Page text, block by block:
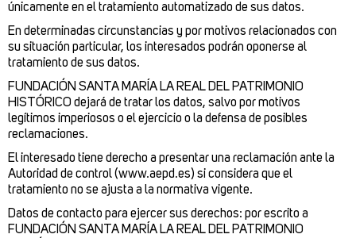
únicamente en el tratamiento automatizado de sus datos.
En determinadas circunstancias y por motivos relacionados con
su situación particular, los interesados podrán oponerse al
tratamiento de sus datos.
FUNDACIÓN SANTA MARÍA LA REAL DEL PATRIMONIO
HISTÓRICO dejará de tratar los datos, salvo por motivos
legítimos imperiosos o el ejercicio o la defensa de posibles
reclamaciones.
El interesado tiene derecho a presentar una reclamación ante la
Autoridad de control (www.aepd.es) si considera que el
tratamiento no se ajusta a la normativa vigente.
Datos de contacto para ejercer sus derechos: por escrito a
FUNDACIÓN SANTA MARÍA LA REAL DEL PATRIMONIO